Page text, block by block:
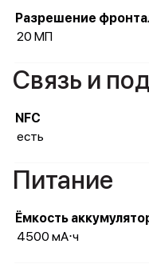
Разрешение
20 МП
Связь и
NFC
есть
Питание
Ёмкость
4500 мА⋅ч